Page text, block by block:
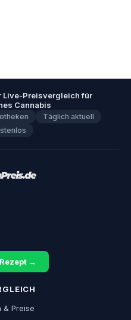
Live-Preisvergleich für
Cannabis
Täglich aktuell
→
& Preise